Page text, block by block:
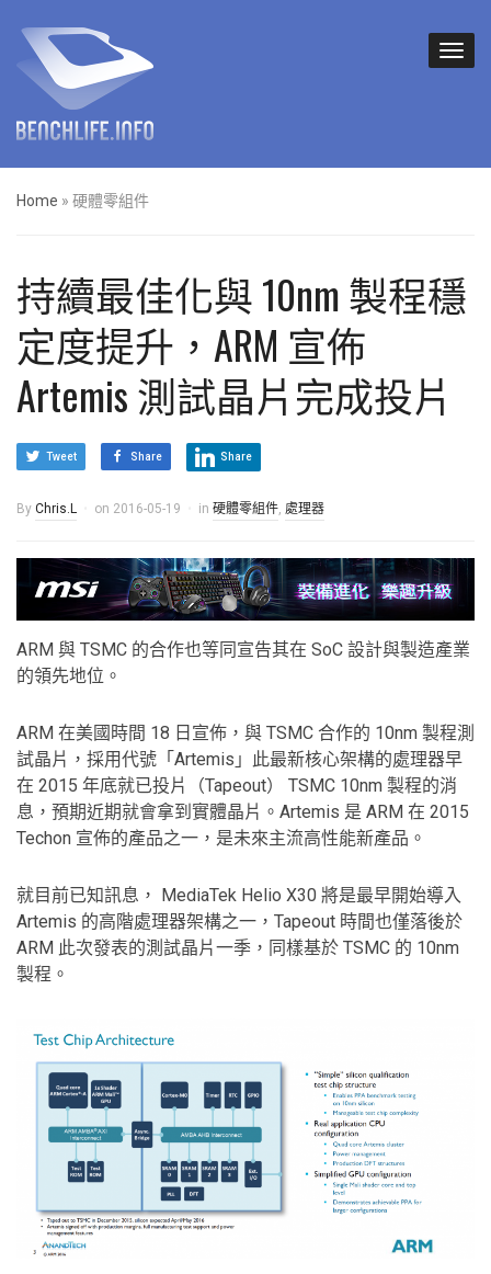
Home » 硬體零組件
持續最佳化與 10nm 製程穩
定度提升，ARM 宣佈
Artemis 測試晶片完成投片
Tweet Share Share
By Chris.L on 2016-05-19 in 硬體零組件, 處理器
ARM 與 TSMC 的合作也等同宣告其在 SoC 設計與製造產業
的領先地位。
ARM 在美國時間 18 日宣佈，與 TSMC 合作的 10nm 製程測
試晶片，採用代號「Artemis」此最新核心架構的處理器早
在 2015 年底就已投片（Tapeout） TSMC 10nm 製程的消
息，預期近期就會拿到實體晶片。Artemis 是 ARM 在 2015
Techon 宣佈的產品之一，是未來主流高性能新產品。
就目前已知訊息， MediaTek Helio X30 將是最早開始導入
Artemis 的高階處理器架構之一，Tapeout 時間也僅落後於
ARM 此次發表的測試晶片一季，同樣基於 TSMC 的 10nm
製程。